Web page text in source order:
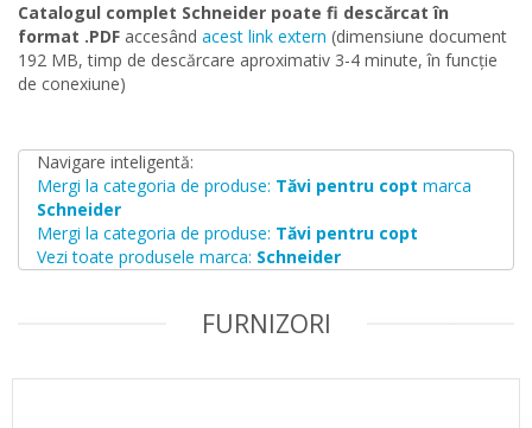
Catalogul complet Schneider poate fi descărcat în
format .PDF accesând acest link extern (dimensiune document
192 MB, timp de descărcare aproximativ 3-4 minute, în funcție
de conexiune)
Navigare inteligentă:
Mergi la categoria de produse: Tăvi pentru copt marca
Schneider
Mergi la categoria de produse: Tăvi pentru copt
Vezi toate produsele marca: Schneider
FURNIZORI